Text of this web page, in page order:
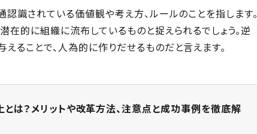
認識されている価値観や考え方、ルールのことを指します。
在的に組織に流布しているものと捉えられるでしょう。逆
ることで、人為的に作りだせるものだと言えます。
は？メリットや改革方法、注意点と成功事例を徹底解